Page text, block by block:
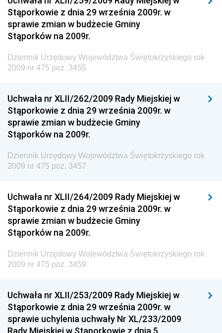
Dziennik Urzędowy Ministra Infrastruktury i
Budownictwa
Dziennik Urzędowy Ministra Gospodarki Morskiej i
Dziennik Urzędowy Ministra Energii
Dziennik Urzędowy Ministra Sprawiedliwości
Dziennik Urzędowy Ministra Rozwoju i Finansów
Dziennik Urzędowy Wyższego Urzędu Górniczego
Dziennik Urzędowy Prezesa Urzędu Transportu
Kolejowego
Technologii
Dziennik Urzędowy Ministra Inwestycji i Rozwoju
Dziennik Urzędowy Naczelnego Dyrektora Archiwów
Państwowych
Dziennik Urzędowy Ministra Finansów, Inwestycji i
Rozwoju
Dziennik Urzędowy Ministra Sportu
Dziennik Urzędowy Ministra Funduszy i Polityki
Regionalnej
Stąporkowie z dnia 29 września 2009r. w
sprawie zmian w budżecie Gminy
Stąporków na 2009r.
Dziennik Urzędowy Województwa Świętokrzyskiego rok
2009 nr 475 poz. 3455
Uchwała nr XLII/262/2009 Rady Miejskiej w
Stąporkowie z dnia 29 września 2009r. w
sprawie zmian w budżecie Gminy
Stąporków na 2009r.
Dziennik Urzędowy Województwa Świętokrzyskiego rok
2009 nr 475 poz. 3457
Uchwała nr XLII/264/2009 Rady Miejskiej w
Stąporkowie z dnia 29 września 2009r. w
sprawie zmian w budżecie Gminy
Stąporków na 2009r.
Dziennik Urzędowy Województwa Świętokrzyskiego rok
2009 nr 475 poz. 3459
Uchwała nr XLII/253/2009 Rady Miejskiej w
Stąporkowie z dnia 29 września 2009r. w
sprawie uchylenia uchwały Nr XL/233/2009
Rady Miejskiej w Stąporkowie z dnia 5